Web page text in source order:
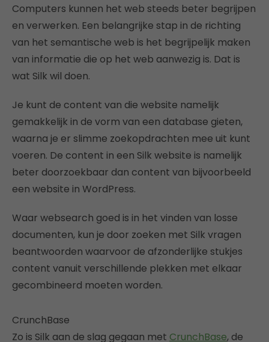
Computers kunnen het web steeds beter begrijpen
en verwerken. Een belangrijke stap in de richting
van het semantische web is het begrijpelijk maken
van informatie die op het web aanwezig is. Dat is
wat Silk wil doen.
Je kunt de content van die website namelijk
gemakkelijk in de vorm van een database gieten,
waarna je er slimme zoekopdrachten mee uit kunt
voeren. De content in een Silk website is namelijk
beter doorzoekbaar dan content van bijvoorbeeld
een website in WordPress.
Waar websearch goed is in het vinden van losse
documenten, kun je door zoeken met Silk vragen
beantwoorden waarvoor de afzonderlijke stukjes
content vanuit verschillende plekken met elkaar
gecombineerd moeten worden.
CrunchBase
Zo is Silk aan de slag gegaan met CrunchBase, de